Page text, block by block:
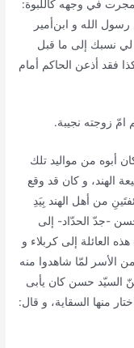
زمجرت في وجهه كاللبوة:
الله و ابن‌أمير
لي نسبك إلى ما قبل
فقد أذعن الحاكم أمام
زوجته نجيبة.
أبوه من مواليد تلك
الهند، و كان قد وقع
من أهل الهند بِيَدِ
حسن -جدّ الحدّاد- إلى
العائلة إلى كربلاء و
الأسر لمّا شاهدوا منه
السيّد حسن كان يأبى
منها السقاية، و قال: